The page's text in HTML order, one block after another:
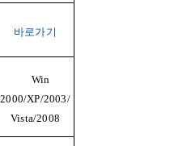
바로가기
Win
2000/XP/2003/
Vista/2008